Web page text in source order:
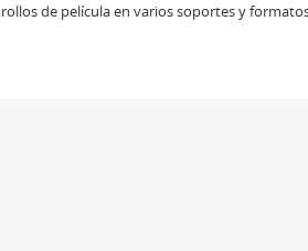
de película en varios soportes y